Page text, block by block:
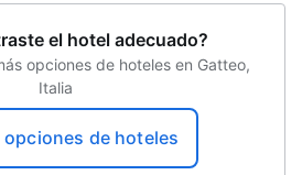
el hotel adecuado?
opciones de hoteles en Gatteo,
Italia
opciones de hoteles